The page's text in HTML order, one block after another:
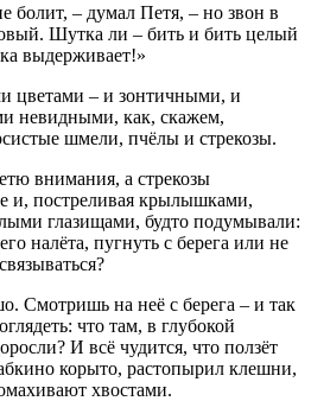
болит, – думал Петя, – но звон в
Шутка ли – бить и бить целый
выдерживает!»
цветами – и зонтичными, и
невидными, как, скажем,
шмели, пчёлы и стрекозы.
внимания, а стрекозы
и, постреливая крылышками,
глазищами, будто подумывали:
налёта, пугнуть с берега или не
Смотришь на неё с берега – и так
что там, в глубокой
И всё чудится, что ползёт
корыто, растопырил клешни,
хвостами.